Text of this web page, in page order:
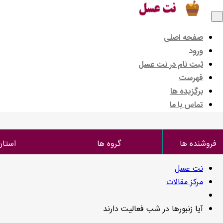
منوی
نت
عسلصفحه اصلی
ورود
ثبت نام در نت عسل
فهرست
برگزیده ها
تماس با ما
فروشنده ها گروه ها
نت عسل
مرکز مقالات
آیا زنبورها در شب فعالیت دارند